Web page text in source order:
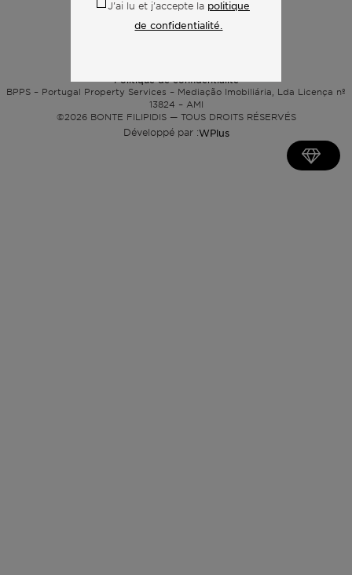
Politique de confidentialité
BPPS – Portugal Property Services – Mediação Imobiliária, Lda Licença nº
13824 – AMI
©2026BONTE FILIPIDIS — TOUS DROITS RÉSERVÉS
Développé par :WPlus
J'ai lu et j'accepte la politique
de confidentialité.